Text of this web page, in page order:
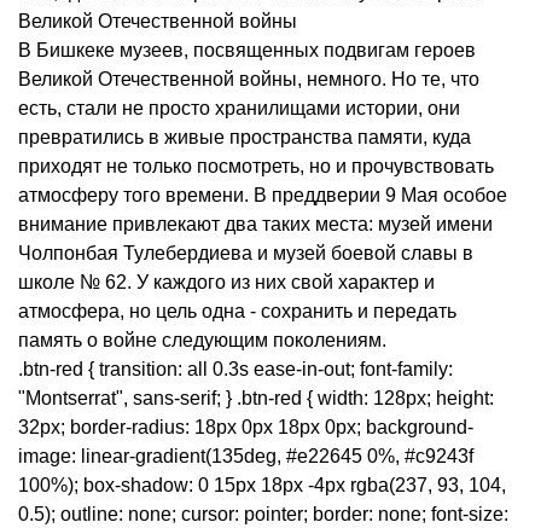
Великой Отечественной войны
В Бишкеке музеев, посвященных подвигам героев
Великой Отечественной войны, немного. Но те, что
есть, стали не просто хранилищами истории, они
превратились в живые пространства памяти, куда
приходят не только посмотреть, но и прочувствовать
атмосферу того времени. В преддверии 9 Мая особое
внимание привлекают два таких места: музей имени
Чолпонбая Тулебердиева и музей боевой славы в
школе № 62. У каждого из них свой характер и
атмосфера, но цель одна - сохранить и передать
память о войне следующим поколениям.
.btn-red { transition: all 0.3s ease-in-out; font-family:
"Montserrat", sans-serif; } .btn-red { width: 128px; height:
32px; border-radius: 18px 0px 18px 0px; background-
image: linear-gradient(135deg, #e22645 0%, #c9243f
100%); box-shadow: 0 15px 18px -4px rgba(237, 93, 104,
0.5); outline: none; cursor: pointer; border: none; font-size: